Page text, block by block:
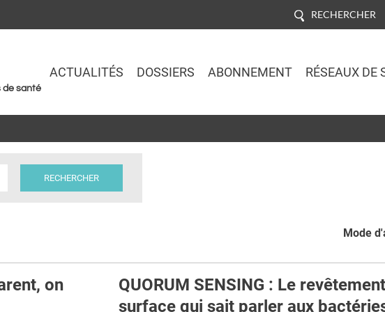
RECHERCHER
de santé
ACTUALITÉS DOSSIERS ABONNEMENT RÉSEAUX DE
Mode
on
QUORUM SENSING : Le
surface qui sait parler aux